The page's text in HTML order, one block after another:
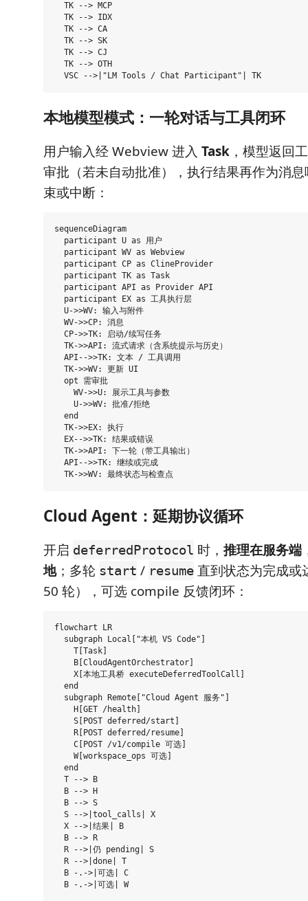
  TK --> MCP
  TK --> IDX
  TK --> CA
  TK --> SK
  TK --> CJ
  TK --> OTH
本地模型模式：一轮对话与工具闭环
用户输入经 Webview 进入 Task ，模型返回
审批（若未自动批准），执行结果再作为消
束或中断：
sequenceDiagram
  participant U as 用户
  participant WV as Webview
  participant CP as ClineProvider
  participant TK as Task
  participant API as Provider API
  participant EX as 工具执行层
  U->>WV: 输入与附件
  WV->>CP: 消息
  CP->>TK: 启动/续写任务
  TK->>API: 流式请求（含系统提示与历史）
  API-->>TK: 文本 / 工具调用
  TK->>WV: 更新 UI
  opt 需审批
    WV->>U: 展示工具与参数
    U->>WV: 批准/拒绝
  end
  TK->>EX: 执行
  EX-->>TK: 结果或错误
  TK->>API: 下一轮（带工具输出）
  API-->>TK: 继续或完成
Cloud Agent：延期协议循环
开启 deferredProtocol 时， 推理在服务端
地；多轮 start / resume 直到状态为完成或
50 轮），可选 compile 反馈闭环：
flowchart LR
  subgraph Local["本机 VS Code"]
    T[Task]
    B[CloudAgentOrchestrator]
    X[本地工具桥 executeDeferredToolCall]
  end
  subgraph Remote["Cloud Agent 服务"]
    H[GET /health]
    S[POST deferred/start]
    R[POST deferred/resume]
    C[POST /v1/compile 可选]
    W[workspace_ops 可选]
  end
  T --> B
  B --> H
  B --> S
  S -->|tool_calls| X
  X -->|结果| B
  B --> R
  R -->|仍 pending| S
  R -->|done| T
  B -.->|可选| C